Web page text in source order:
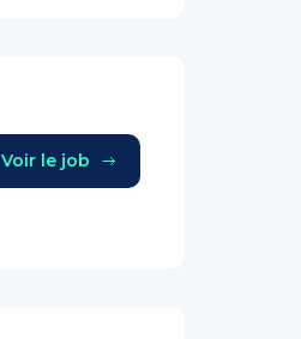
Voir le job